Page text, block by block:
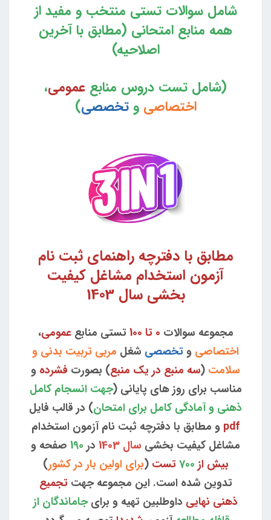
شامل سوالات تستی منتخب و مفید از
همه منابع امتحانی (مطابق با آخرین
اصلاحیه)
(شامل تست دروس منابع عمومی،
اختصاصی وتخصصی)
مطابق با دفترچه راهنمای ثبت نام
آزمون استخدام مشاغل کیفیت
بخشی سال 1403
مجموعه سوالات 0 تا 100 تستی منابععمومی،
اختصاصی و تخصصی شغل مربی تربیت بدنی و
سلامت (سه منبع در یک منبع) بصورت فشرده و
مناسب برای روز های پایانی (جهت انسجام کامل
ذهنی و آمادگی کامل برای امتحان) در قالب فایل
pdf و مطابق با دفترچه ثبت نام آزمون استخدام
مشاغل کیفیت بخشی سال 1403 در 190 صفحه و
بیش از 700تست (برای اولین بار در کشور)
تدوین شده است. این مجموعه جهتتجمیع
ذهنی نهایی داوطلبین تهیه و برایجاماندگان از